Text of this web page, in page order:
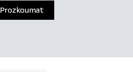
Prozkoumat